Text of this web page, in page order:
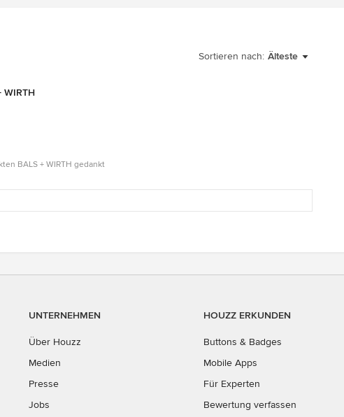
Sortieren nach: Älteste
WIRTH
BALS + WIRTH gedankt
UNTERNEHMEN
Über Houzz
Medien
Presse
Jobs
HOUZZ ERKUNDEN
Buttons & Badges
Mobile Apps
Für Experten
Bewertung verfassen